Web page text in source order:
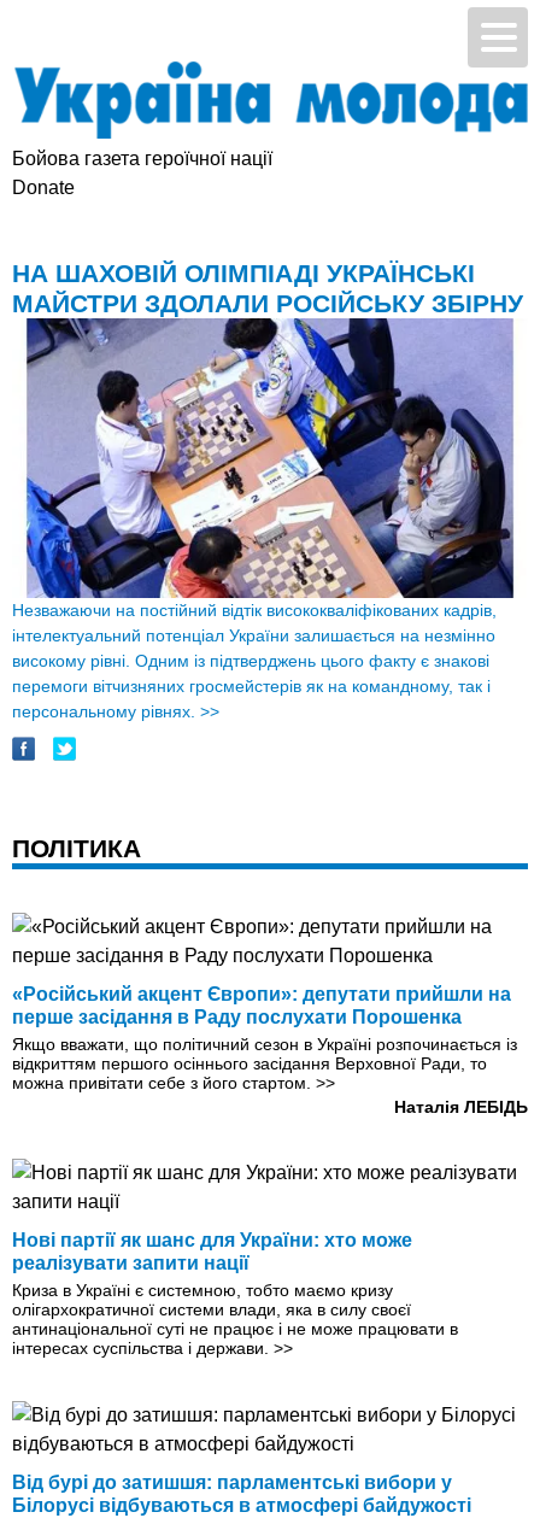
Бойова газета героїчної нації
Підтримай УМ
НА ШАХОВІЙ ОЛІМПІАДІ УКРАЇНСЬКІ
МАЙСТРИ ЗДОЛАЛИ РОСІЙСЬКУ ЗБІРНУ
Незважаючи на постійний відтік висококваліфікованих кадрів,
інтелектуальний потенціал України залишається на незмінно
високому рівні. Одним із підтверджень цього факту є знакові
перемоги вітчизняних гросмейстерів як на командному, так і
персональному рівнях. >>
ПОЛІТИКА
«Російський акцент Європи»: депутати прийшли на
перше засідання в Раду послухати Порошенка
Якщо вважати, що політичний сезон в Україні розпочинається із
відкриттям першого осіннього засідання Верховної Ради, то
можна привітати себе з його стартом. >>
Наталія ЛЕБІДЬ
Нові партії як шанс для України: хто може
реалізувати запити нації
Криза в Україні є системною, тобто маємо кризу
олігархократичної системи влади, яка в силу своєї
антинаціональної суті не працює і не може працювати в
інтересах суспільства і держави. >>
Від бурі до затишшя: парламентські вибори у
Білорусі відбуваються в атмосфері байдужості